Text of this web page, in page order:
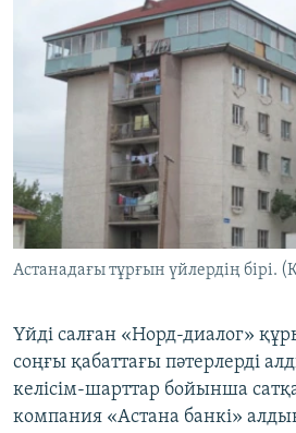
Астанадағы тұрғын үйлердің бірі.
Үйді салған «Норд-диалог»
соңғы қабаттағы пәтерлерді
келісім-шарттар бойынша
компания «Астана банкі»